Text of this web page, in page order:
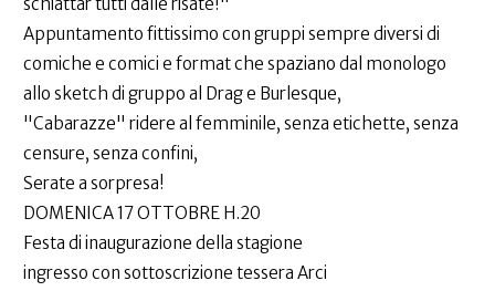
Appuntamento fittissimo con gruppi sempre diversi di
comiche e comici e format che spaziano dal monologo
allo sketch di gruppo al Drag e Burlesque,
"Cabarazze" ridere al femminile, senza etichette, senza
censure, senza confini,
Serate a sorpresa!
DOMENICA 17 OTTOBRE H.20
Festa di inaugurazione della stagione
ingresso con sottoscrizione tessera Arci